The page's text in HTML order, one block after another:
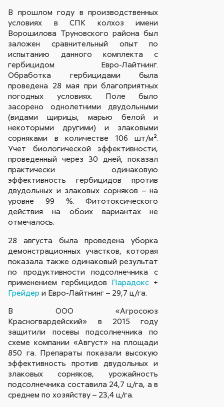
В прошлом году в производственных
условиях в СПК колхоз имени
Ворошилова Труновского района был
заложен сравнительный опыт по
испытанию данного комплекта с
гербицидом Евро-Лайтнинг.
Обработка гербицидами была
проведена 28 мая при благоприятных
погодных условиях. Поле было
засорено однолетними двудольными
(видами щирицы, марью белой и
некоторыми другими) и злаковыми
сорняками в количестве 106 шт/м².
Учет биологической эффективности,
проведенный через 30 дней, показал
практически одинаковую
эффективность гербицидов против
двудольных и злаковых сорняков – на
уровне 99 %. Фитотоксического
действия на обоих вариантах не
отмечалось.
28 августа была проведена уборка
демонстрационных участков, которая
показала также одинаковый результат
по продуктивности подсолнечника с
применением гербицидов Парадокс +
Грейдер и Евро-Лайтнинг – 29,7 ц/га.
В ООО «Агросоюз
Красногвардейский» в 2015 году
защитили посевы подсолнечника по
схеме компании «Август» на площади
850 га. Препараты показали высокую
эффективность против двудольных и
злаковых сорняков, урожайность
подсолнечника составила 24,7 ц/га, а в
среднем по хозяйству – 23,4 ц/га.